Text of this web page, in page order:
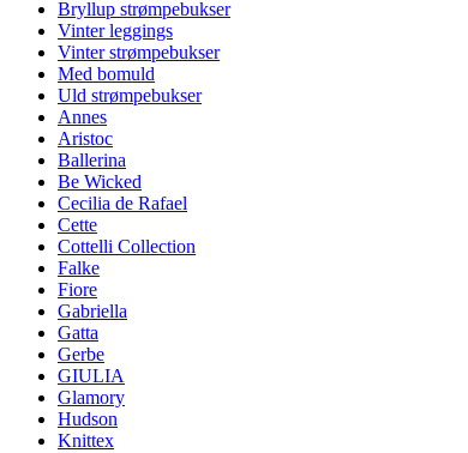
Bryllup strømpebukser
Vinter leggings
Vinter strømpebukser
Med bomuld
Uld strømpebukser
Annes
Aristoc
Ballerina
Be Wicked
Cecilia de Rafael
Cette
Cottelli Collection
Falke
Fiore
Gabriella
Gatta
Gerbe
GIULIA
Glamory
Hudson
Knittex